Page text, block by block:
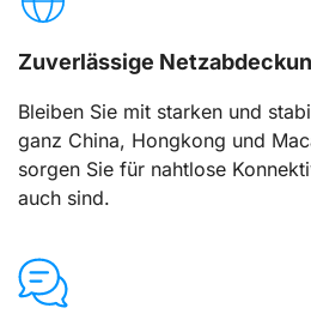
Zuverlässige
Bleiben Sie mit starken und
ganz China, Hongkong und
sorgen Sie für nahtlose
auch sind.